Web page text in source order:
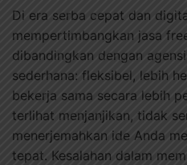
Di era serba cepat dan
mempertimbangkan jasa
dibandingkan dengan
sederhana: fleksibel, lebih
bekerja sama secara lebih
terlihat menjanjikan, tidak
menerjemahkan ide Anda
tepat. Kesalahan dalam